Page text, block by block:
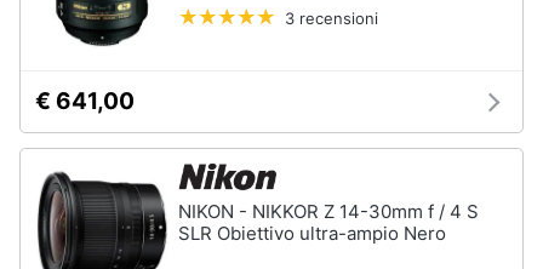
3 recensioni
€ 641,00
NIKON - NIKKOR Z 14-30mm f / 4 S
SLR Obiettivo ultra-ampio Nero